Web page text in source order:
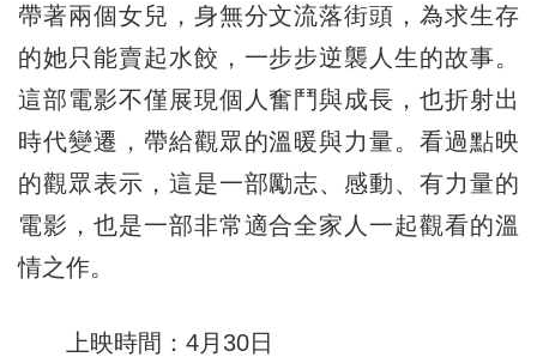
帶著兩個女兒，身無分文流落街頭，為求生存
的她只能賣起水餃，一步步逆襲人生的故事。
這部電影不僅展現個人奮鬥與成長，也折射出
時代變遷，帶給觀眾的溫暖與力量。看過點映
的觀眾表示，這是一部勵志、感動、有力量的
電影，也是一部非常適合全家人一起觀看的溫
情之作。
上映時間：4月30日